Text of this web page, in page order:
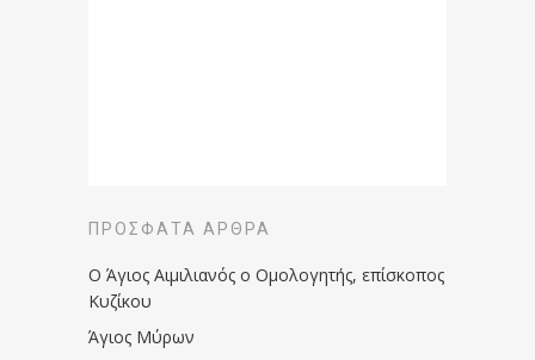
ΠΡΌΣΦΑΤΑ ΆΡΘΡΑ
Ο Άγιος Αιμιλιανός ο Ομολογητής, επίσκοπος
Κυζίκου
Άγιος Μύρων